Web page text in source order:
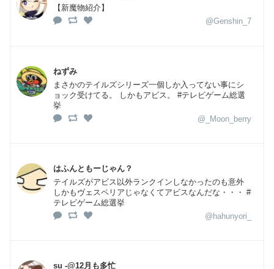
【新魔物紹介】
@Genshin_7
ねずみ
まさかのテイルズシリーズ一個しか入ってない事にシ
ョック受けてる。 しかもアビス。 #テレビゲーム総選
挙
@_Moon_berry
はふんともーじゃん？
テイルズがアビス以外ランクインしなかったのも意外
しかもヴェスペリアじゃなくてアビスなんだな・・・ #
テレビゲーム総選挙
@hahunyori_
su -@12月も多忙